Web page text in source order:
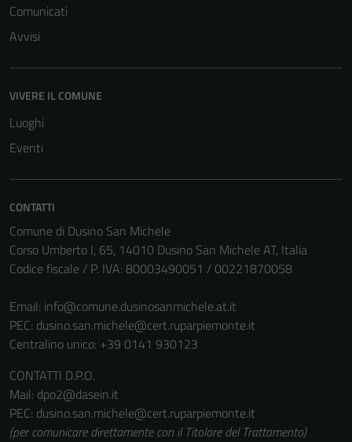
Comunicati
Avvisi
VIVERE IL COMUNE
Luoghi
Eventi
CONTATTI
Comune di Dusino San Michele
Corso Umberto I, 65, 14010 Dusino San Michele AT, Italia
Codice fiscale / P. IVA: 80003490051 / 00221870058
Email: info@comune.dusinosanmichele.at.it
PEC: dusino.san.michele@cert.ruparpiemonte.it
Centralino unico: +39 0141 930123
CONTATTI D.P.O.
Mail: dpo2@dasein.it
PEC: dusino.san.michele@cert.ruparpiemonte.it
(per comunicare direttamente con il Titolare del Trattamento)
non raccolgono
informazioni